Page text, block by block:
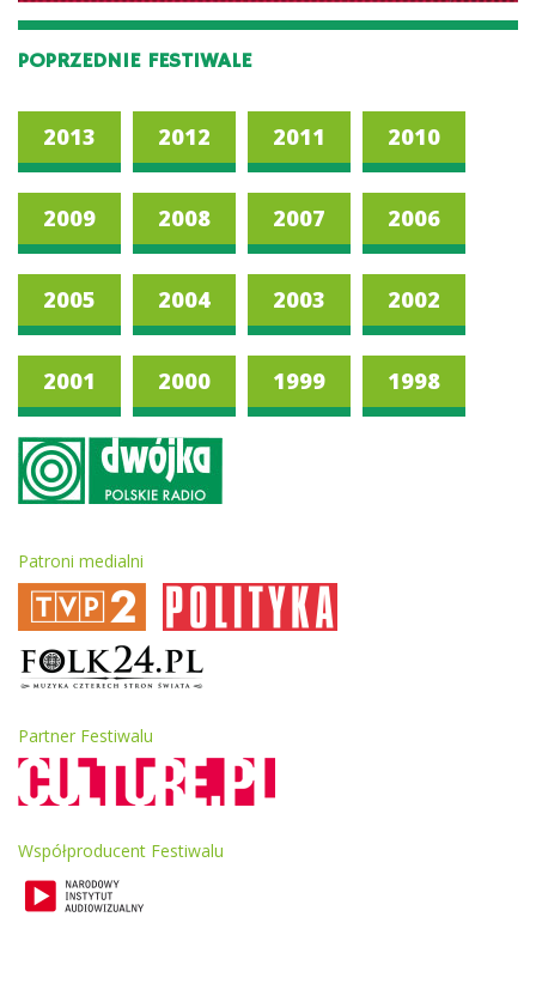
POPRZEDNIE FESTIWALE
2013 2012 2011 2010
2009 2008 2007 2006
2005 2004 2003 2002
2001 2000 1999 1998
Patroni medialni
Partner Festiwalu
Współproducent Festiwalu